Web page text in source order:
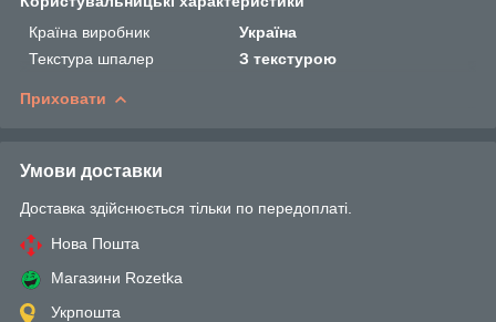
Країна виробник
Україна
Текстура шпалер
З текстурою
Приховати
Умови доставки
Доставка здійснюється тільки по передоплаті.
Нова Пошта
Магазини Rozetka
Укрпошта